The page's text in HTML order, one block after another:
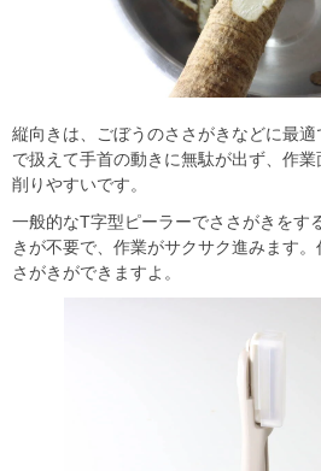
縦向きは、ごぼうのささがきなどに最
で扱えて手首の動きに無駄が出ず、作
削りやすいです。
一般的なT字型ピーラーでささがきをす
きが不要で、作業がサクサク進みます
さがきができますよ。